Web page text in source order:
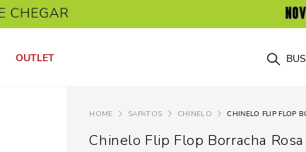
OUTLET O que você está procurando?
SAPATOS CHINELO CHINELO FLIP FLOP
Chinelo Flip Flop Borracha